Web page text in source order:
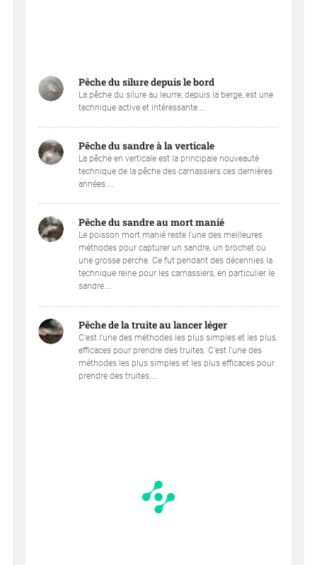
Pêche du silure depuis le bord
La pêche du silure au leurre, depuis la berge, est une
technique active et intéressante....
Pêche du sandre à la verticale
La pêche en verticale est la principale nouveauté
technique de la pêche des carnassiers ces dernières
années....
Pêche du sandre au mort manié
Le poisson mort manié reste l'une des meilleures
méthodes pour capturer un sandre, un brochet ou
une grosse perche. Ce fut pendant des décennies la
technique reine pour les carnassiers, en particulier le
sandre....
Pêche de la truite au lancer léger
C’est l'une des méthodes les plus simples et les plus
efficaces pour prendre des truites. C'est l'une des
méthodes les plus simples et les plus efficaces pour
prendre des truites....